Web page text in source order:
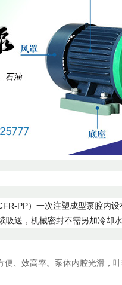
PP）一次注塑成型泵腔内设
吸送，机械密封不需另加冷却
便、效高率。泵体内腔光滑，